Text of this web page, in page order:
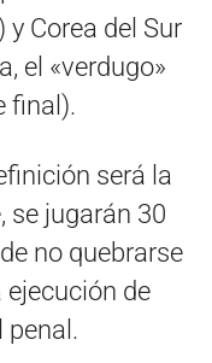
Corea del Sur
el «verdugo»
final).
será la
se jugarán 30
no quebrarse
ejecución de
penal.